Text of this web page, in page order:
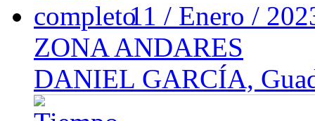
11 / Enero /
ZONA ANDARES
DANIEL GARCÍA,